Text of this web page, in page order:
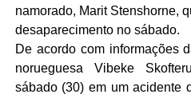
namorado, Marit Stenshorne,
desaparecimento no sábado.
De acordo com informações
norueguesa Vibeke
sábado (30) em um acidente